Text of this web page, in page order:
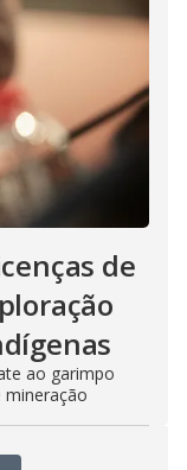
de
ao garimpo